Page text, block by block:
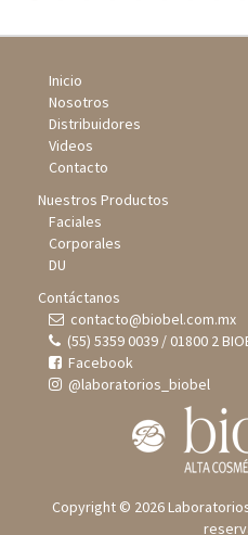
Inicio
Nosotros
Distribuidores
Videos
Contacto
Nuestros Productos
Faciales
Corporales
DU
Contáctanos
contacto@biobel.com.mx
(55) 5359 0039 / 01800 2
Facebook
@laboratorios_biobel
Copyright © 2026